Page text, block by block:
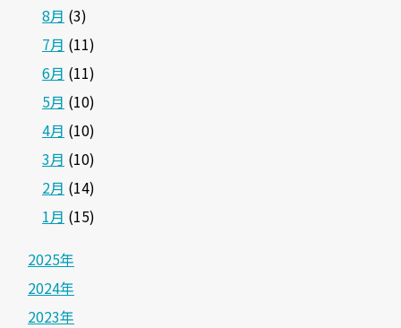
8月 (3)
7月 (11)
6月 (11)
5月 (10)
4月 (10)
3月 (10)
2月 (14)
1月 (15)
2025年
2024年
2023年